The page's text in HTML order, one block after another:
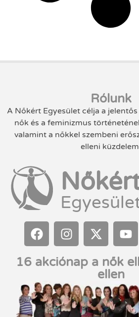
Rólunk
A Nőkért Egyesület célja a
nők és a feminizmus
valamint a nőkkel szembeni
elleni
16 akciónap a nők
ellen